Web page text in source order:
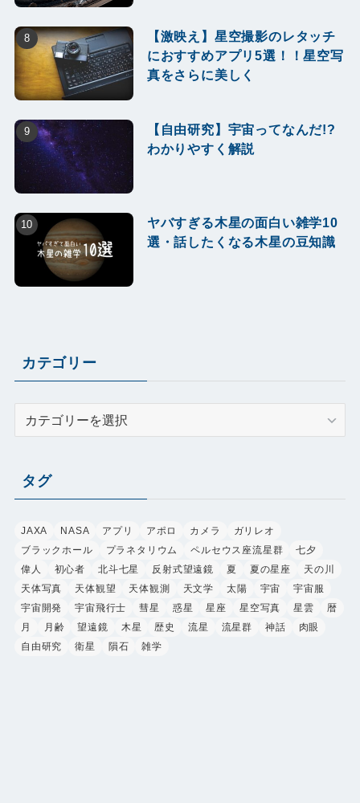
【激映え】星空撮影のレタッチ
におすすめアプリ5選！！星空写
真をさらに美しく
【自由研究】宇宙ってなんだ!?
わかりやすく解説
ヤバすぎる木星の面白い雑学10
選・話したくなる木星の豆知識
カテゴリー
ー
タグ
JAXA NASA アプリ アポロ カメラ
ガリレオ
ブラックホール
プラネタリウム ペルセウス座流星群
七夕
偉人
初心者 北斗七星 反射式望遠鏡 夏 夏の星座
天の川
天体写真
天体観望 天体観測 天文学 太陽 宇宙
宇宙服
宇宙開発
宇宙飛行士 彗星 惑星 星座 星空写真 星雲
暦
月
月齢 望遠鏡 木星 歴史 流星 流星群 神話
肉眼
自由研究
衛星 隕石 雑学